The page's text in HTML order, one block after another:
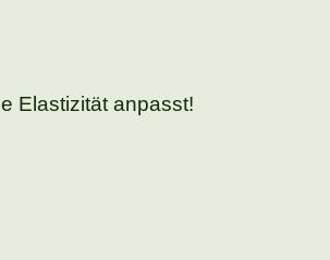
Elastizität anpasst!